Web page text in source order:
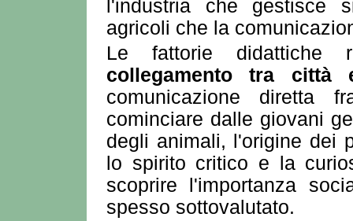
l'industria che gestisce
agricoli che la
Le fattorie didattiche
collegamento tra città
comunicazione diretta
cominciare dalle giovani
degli animali, l'origine dei
lo spirito critico e la
scoprire l'importanza
spesso sottovalutato.